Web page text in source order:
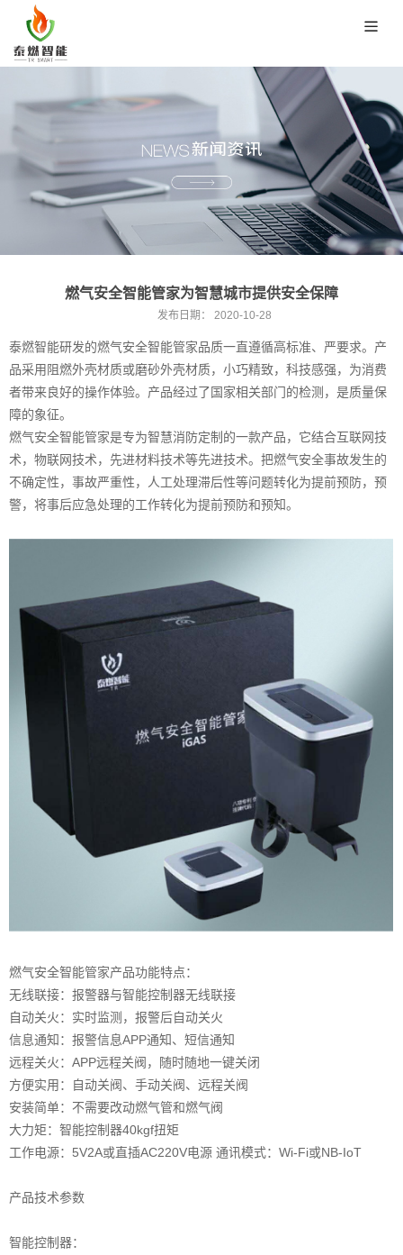
燃气安全智能管家为智慧城市提供安全保障
发布日期： 2020-10-28
泰燃智能研发的燃气安全智能管家品质一直遵循高标准、严要求。产
品采用阻燃外壳材质或磨砂外壳材质，小巧精致，科技感强，为消费
者带来良好的操作体验。产品经过了国家相关部门的检测，是质量保
障的象征。
燃气安全智能管家是专为智慧消防定制的一款产品，它结合互联网技
术，物联网技术，先进材料技术等先进技术。把燃气安全事故发生的
不确定性，事故严重性，人工处理滞后性等问题转化为提前预防，预
警，将事后应急处理的工作转化为提前预防和预知。
燃气安全智能管家产品功能特点：
无线联接：报警器与智能控制器无线联接
自动关火：实时监测，报警后自动关火
信息通知：报警信息APP通知、短信通知
远程关火：APP远程关阀，随时随地一键关闭
方便实用：自动关阀、手动关阀、远程关阀
安装简单：不需要改动燃气管和燃气阀
大力矩：智能控制器40kgf扭矩
工作电源：5V2A或直插AC220V电源 通讯模式：Wi-Fi或NB-IoT
产品技术参数
智能控制器：